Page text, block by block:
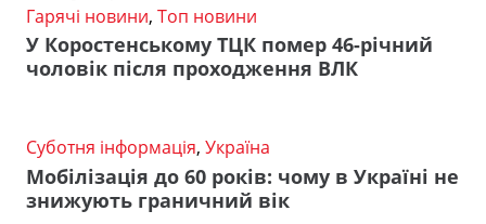
Гарячі новини, Топ новини
У Коростенському ТЦК помер 46-річний
чоловік після проходження ВЛК
Суботня інформація, Україна
Мобілізація до 60 років: чому в Україні не
знижують граничний вік